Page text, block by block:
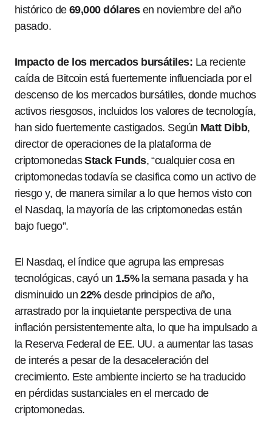
histórico de 69,000 dólaresen noviembre del año
pasado.
Impacto de los mercados bursátiles: La reciente
caída de Bitcoin está fuertemente influenciada por el
descenso de los mercados bursátiles, donde muchos
activos riesgosos, incluidos los valores de tecnología,
han sido fuertemente castigados. Según Matt Dibb,
director de operaciones de la plataforma de
criptomonedasStack Funds, “cualquier cosa en
criptomonedas todavía se clasifica como un activo de
riesgo y, de manera similar a lo que hemos visto con
el Nasdaq, la mayoría de las criptomonedas están
bajo fuego”.
El Nasdaq, el índice que agrupa las empresas
tecnológicas, cayó un 1.5%la semana pasada y ha
disminuido un22%desde principios de año,
arrastrado por la inquietante perspectiva de una
inflación persistentemente alta, lo que ha impulsado a
la Reserva Federal de EE. UU. a aumentar las tasas
de interés a pesar de la desaceleración del
crecimiento. Este ambiente incierto se ha traducido
en pérdidas sustanciales en el mercado de
criptomonedas.